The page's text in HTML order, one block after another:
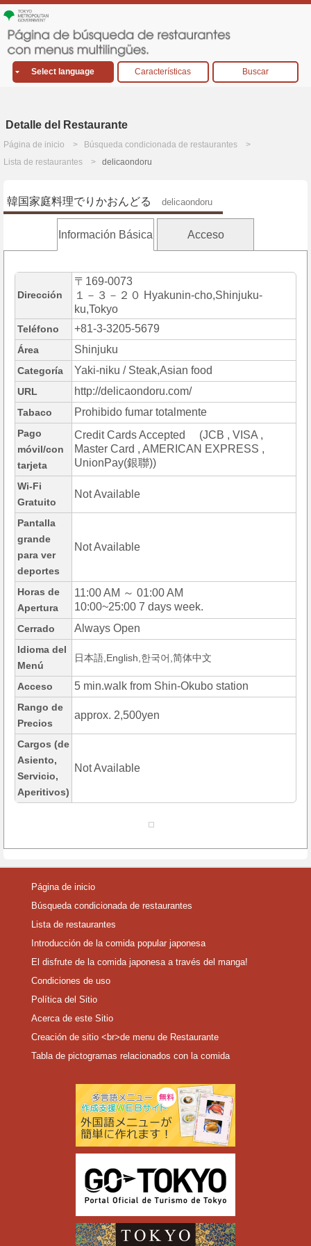
Select language Características Buscar
Detalle del Restaurante
Página de inicio
Búsqueda condicionada de restaurantes
Lista de restaurantes
delicaondoru
韓国家庭料理でりかおんどる delicaondoru
Información Básica Acceso
Dirección
〒169-0073
１－３－２０ Hyakunin-cho,Shinjuku-
ku,Tokyo
Teléfono +81-3-3205-5679
Área Shinjuku
Categoría Yaki-niku / Steak,Asian food
URL http://delicaondoru.com/
Tabaco Prohibido fumar totalmente
Pago
móvil/con
tarjeta
Credit Cards Accepted (JCB , VISA ,
Master Card , AMERICAN EXPRESS ,
UnionPay(銀聯))
Wi-Fi
Gratuito
Not Available
Pantalla
grande
para ver
deportes
Not Available
Horas de
Apertura
11:00 AM ～ 01:00 AM
10:00~25:00 7 days week.
Cerrado Always Open
Idioma del
Menú
日本語,English,한국어,简体中文
Acceso 5 min.walk from Shin-Okubo station
Rango de
Precios
approx. 2,500yen
Cargos (de
Asiento,
Servicio,
Aperitivos)
Not Available
Página de inicio
Búsqueda condicionada de restaurantes
Lista de restaurantes
Introducción de la comida popular japonesa
El disfrute de la comida japonesa a través del manga!
Condiciones de uso
Política del Sitio
Acerca de este Sitio
Creación de sitio <br>de menu de Restaurante
Tabla de pictogramas relacionados con la comida